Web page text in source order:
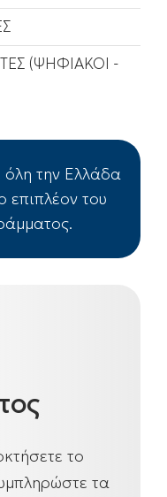
(ΨΗΦΙΑΚΟΙ -
την Ελλάδα
επιπλέον του
το
τα